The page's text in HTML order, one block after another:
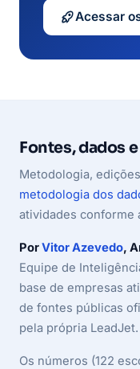
Acessar
Fontes, dados
Metodologia,
metodologia dos
atividades conforme
PorVitor Azevedo,
Equipe de
base de empresas
de fontes públicas
pela própria LeadJet.
Os números (122